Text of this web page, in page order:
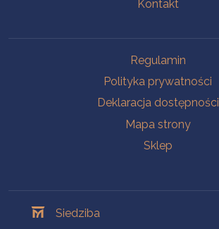
Kontakt
Regulamin
Polityka prywatności
Deklaracja dostępności
Mapa strony
Sklep
Siedziba